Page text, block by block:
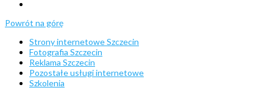
Powrót na górę
Strony internetowe Szczecin
Fotografia Szczecin
Reklama Szczecin
Pozostałe usługi internetowe
Szkolenia